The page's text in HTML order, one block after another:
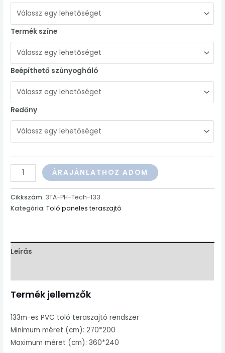
Termék színe
Beépíthető szúnyogháló
Redőny
Három
paneles
teraszajtó
Profil:
133
ÁRAJÁNLATHOZ ADOM
Cikkszám: 3TA-PH-Tech-133
Kategória:Toló paneles teraszajtó
Leírás
Termék jellemzők
133m-es PVC toló teraszajtó rendszer
Minimum méret (cm): 270*200
Maximum méret (cm): 360*240